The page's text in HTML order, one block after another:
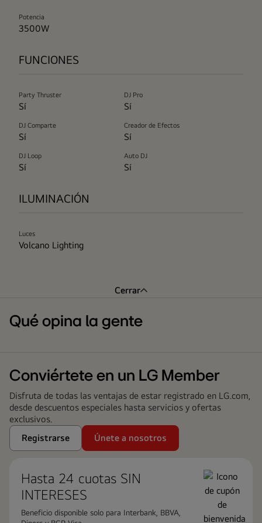
Potencia
3500W
FUNCIONES
Party Thruster
Sí
DJ Pro
Sí
DJ Comparte
Sí
Creador de Efectos
Sí
DJ Loop
Sí
Auto DJ
Sí
ILUMINACIÓN
Luces
Volcano Lighting
Cerrar
Qué opina la gente
Conviértete en un LG Member
Disfruta de todas las ventajas de estar registrado en LG.com,
desde descuentos especiales hasta servicios y ofertas
exclusivos.
Registrarse
Únete a nosotros
Hasta 24 cuotas ​SIN
INTERESES
Beneficio disponible solo para Interbank, BBVA,